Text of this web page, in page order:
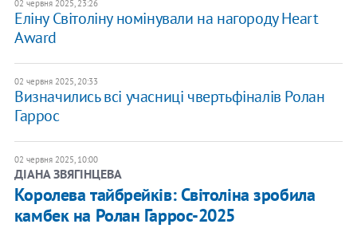
02 червня 2025, 23:26
Еліну Світоліну номінували на нагороду Heart
Award
02 червня 2025, 20:33
Визначились всі учасниці чвертьфіналів Ролан
Гаррос
02 червня 2025, 10:00
ДІАНА ЗВЯГІНЦЕВА
Королева тайбрейків: Світоліна зробила
камбек на Ролан Гаррос-2025